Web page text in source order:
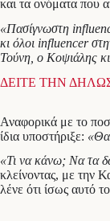
και τα ονόματα που
«Πασίγνωστη
κι όλοι influencer
Τούνη, ο Κοψιάλης κι
ΔΕΙΤΕ ΤΗΝ
Αναφορικά με το
ίδια υποστήριξε: «Θα
«Τι να κάνω; Να τα
κλείνοντας, με την
λένε ότι ίσως αυτό